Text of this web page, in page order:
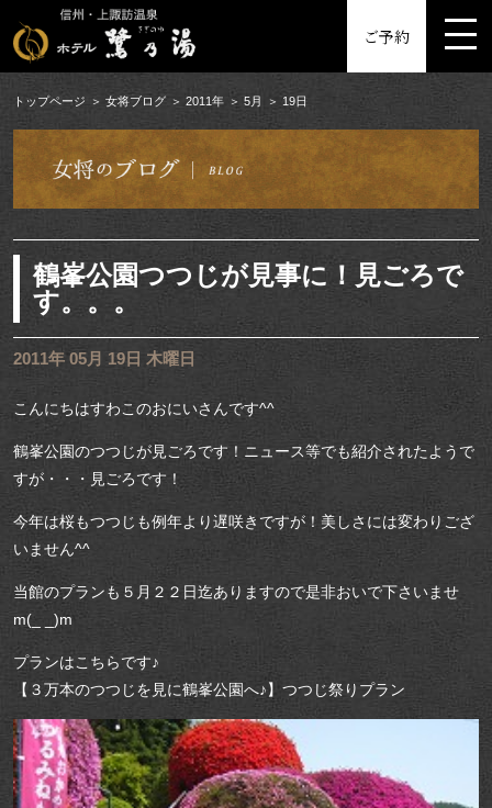
ご予約
トップページ 女将ブログ 2011年 5月 19日
鶴峯公園つつじが見事に！見ごろで
す。。。
2011年 05月 19日 木曜日
こんにちはすわこのおにいさんです^^
鶴峯公園のつつじが見ごろです！ニュース等でも紹介されたようで
すが・・・見ごろです！
今年は桜もつつじも例年より遅咲きですが！美しさには変わりござ
いません^^
当館のプランも５月２２日迄ありますので是非おいで下さいませ
m(_ _)m
プランはこちらです♪
【３万本のつつじを見に鶴峯公園へ♪】つつじ祭りプラン